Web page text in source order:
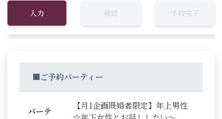
入力 確認 予約完了
■ご予約パーティー
パーテ
【月1企画既婚者限定】年上男性